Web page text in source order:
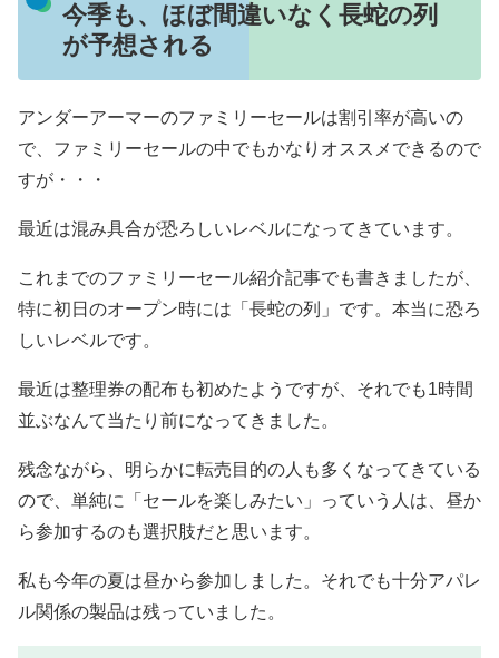
今季も、ほぼ間違いなく長蛇の列
が予想される
アンダーアーマーのファミリーセールは割引率が高いの
で、ファミリーセールの中でもかなりオススメできるので
すが・・・
最近は混み具合が恐ろしいレベルになってきています。
これまでのファミリーセール紹介記事でも書きましたが、
特に初日のオープン時には「長蛇の列」です。本当に恐ろ
しいレベルです。
最近は整理券の配布も初めたようですが、それでも1時間
並ぶなんて当たり前になってきました。
残念ながら、明らかに転売目的の人も多くなってきている
ので、単純に「セールを楽しみたい」っていう人は、昼か
ら参加するのも選択肢だと思います。
私も今年の夏は昼から参加しました。それでも十分アパレ
ル関係の製品は残っていました。